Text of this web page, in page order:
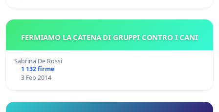
FERMIAMO LA CATENA DI GRUPPI CONTRO I CANI
Sabrina De Rossi
1 132 firme
3 Feb 2014